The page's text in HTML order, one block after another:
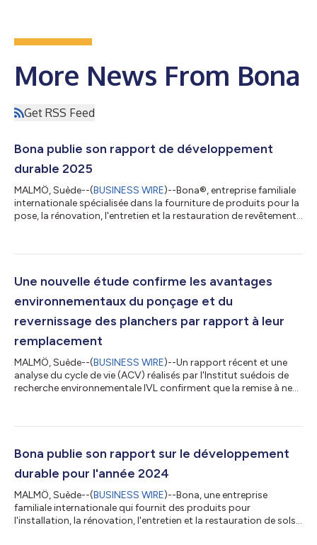
More News From Bona
Get RSS Feed
Bona publie son rapport de développement
durable 2025
MALMÖ, Suède--(BUSINESS WIRE)--Bona®, entreprise familiale
internationale spécialisée dans la fourniture de produits pour la
pose, la rénovation, l'entretien et la restauration de revêtements
l'ensemble des trois piliers du développement durable de Bona :
Fiabilité de l'entreprise. Il met en lumière l'intégration con...
Une nouvelle étude confirme les avantages
environnementaux du ponçage et du
revernissage des planchers par rapport à leur
remplacement
MALMÖ, Suède--(BUSINESS WIRE)--Un rapport récent et une
analyse du cycle de vie (ACV) réalisés par l'Institut suédois de
recherche environnementale IVL confirment que la remise à neuf
remplacement. Cette nouvelle étude, menée pour le marché
réalisée en Suède en 2019. Les deux études ont pour but
d'évaluer l'impact...
Bona publie son rapport sur le développement
durable pour l'année 2024
MALMÖ, Suède--(BUSINESS WIRE)--Bona, une entreprise
familiale internationale qui fournit des produits pour
l'installation, la rénovation, l'entretien et la restauration de sols